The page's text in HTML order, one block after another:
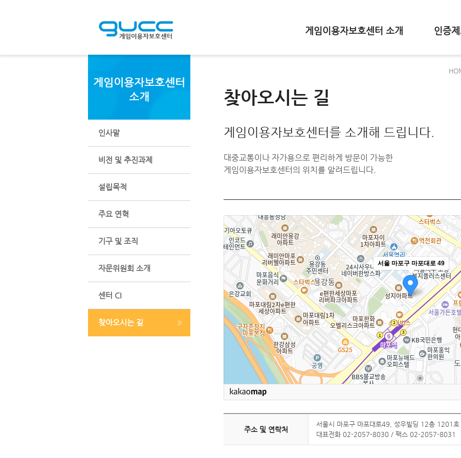
인증
게임이용자보호센터 소개
게임이용자보호센터
소개
인사말
비전 및 추진과제
설립목적
주요 연혁
기구 및 조직
자문위원회 소개
센터 CI
찾아오시는 길
찾아오시는 길
게임이용자보호센터를 소개해 드립니다.
대중교통이나 자가용으로 편리하게 방문이 가능한
게임이용자보호센터의 위치를 알려드립니다.
서울 마포구 마포대로 49
주소 및 연락처
서울시 마포구 마포대로49, 성우빌딩 12층 1201호
대표전화 02-2057-8030 / 팩스 02-2057-8031